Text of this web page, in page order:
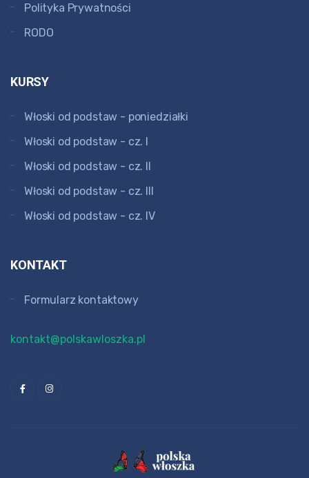
Polityka Prywatności
RODO
KURSY
Włoski od podstaw - poniedziałki
Włoski od podstaw - cz. I
Włoski od podstaw - cz. II
Włoski od podstaw - cz. III
Włoski od podstaw - cz. IV
KONTAKT
Formularz kontaktowy
kontakt@polskawloszka.pl